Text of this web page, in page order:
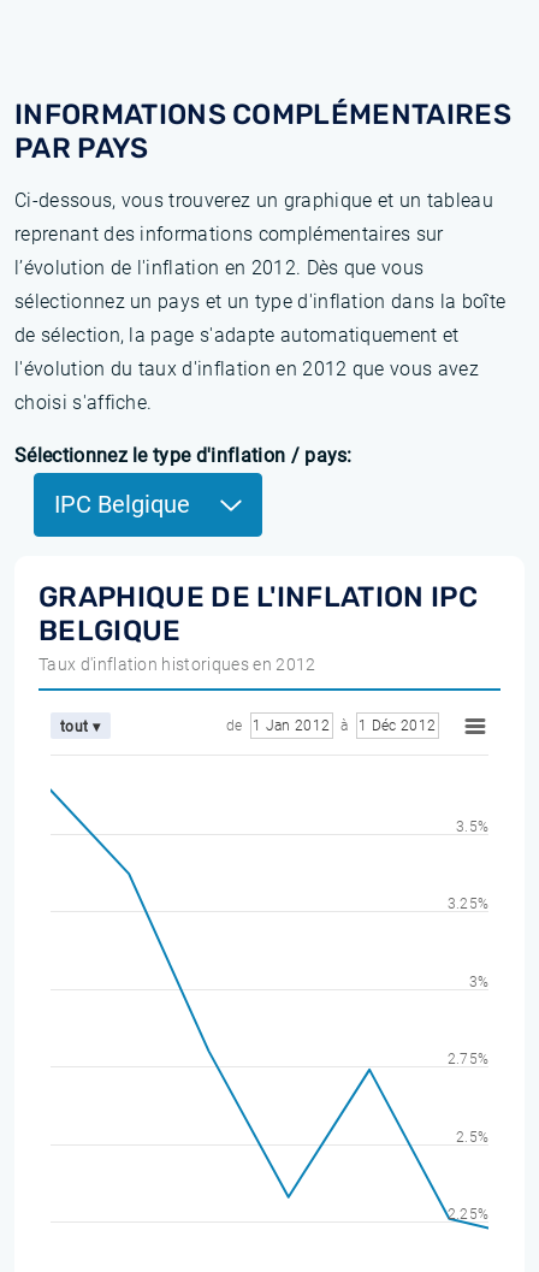
INFORMATIONS COMPLÉMENTAIRES
PAR PAYS
Ci-dessous, vous trouverez un graphique et un tableau
reprenant des informations complémentaires sur
l’évolution de l'inflation en 2012. Dès que vous
sélectionnez un pays et un type d'inflation dans la boîte
de sélection, la page s'adapte automatiquement et
l'évolution du taux d'inflation en 2012 que vous avez
choisi s'affiche.
Sélectionnez le type d'inflation / pays:
IPC Belgique
GRAPHIQUE DE L'INFLATION IPC
BELGIQUE
Taux d'inflation historiques en 2012
tout ▾ de 1 Jan 2012 à 1 Déc 2012
2.25%
2.5%
2.75%
3%
3.25%
3.5%